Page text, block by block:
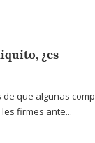
¿es
que algunas
firmes ante...